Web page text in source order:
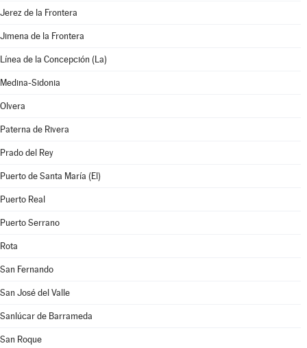
Jerez de la Frontera
Jimena de la Frontera
Línea de la Concepción (La)
Medina-Sidonia
Olvera
Paterna de Rivera
Prado del Rey
Puerto de Santa María (El)
Puerto Real
Puerto Serrano
Rota
San Fernando
San José del Valle
Sanlúcar de Barrameda
San Roque